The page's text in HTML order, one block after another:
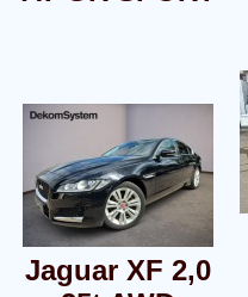
Jaguar XF 2,0